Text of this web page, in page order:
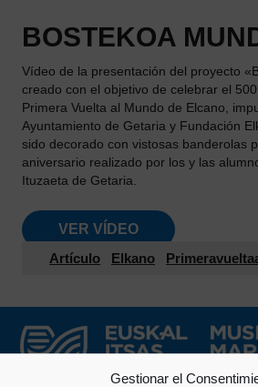
Gestionar el
BOSTEKOA
Vídeo de la presentación del proyecto
creado con el objetivo de celebrar el
Primera Vuelta al Mundo de Elcano,
Ayuntamiento de Getaria y Fundación
sido decorado con vistosas banderolas
aniversario realizado por los y las
Ituzaeta de Getaria.
VER VÍDEO
Artículo
Elkano